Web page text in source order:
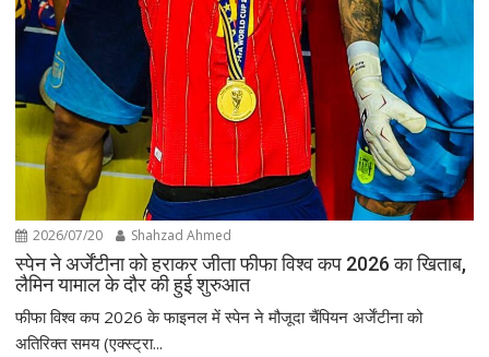
2026/07/20 Shahzad Ahmed
स्पेन ने अर्जेंटीना को हराकर जीता फीफा विश्व कप 2026 का खिताब,
लैमिन यामाल के दौर की हुई शुरुआत
फीफा विश्व कप 2026 के फाइनल में स्पेन ने मौजूदा चैंपियन अर्जेंटीना को
अतिरिक्त समय (एक्स्ट्रा...